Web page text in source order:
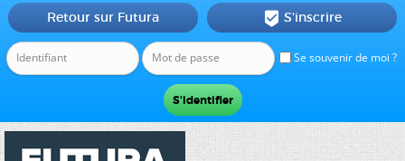
Se souvenir de moi ?
Retour sur Futura  S'inscrire